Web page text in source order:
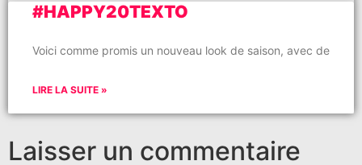
#HAPPY20TEXTO
Voici comme promis un nouveau look de saison, avec de
LIRE LA SUITE »
Laisser un commentaire